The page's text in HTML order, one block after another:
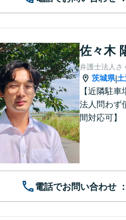
佐々木
弁護士法人さ
茨城県|
【近隣駐
法人問わず
間対応可】
電話でお問い合わせ